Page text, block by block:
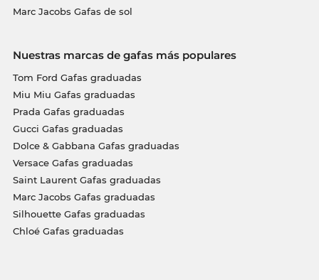
Marc Jacobs Gafas de sol
Nuestras marcas de gafas más populares
Tom Ford Gafas graduadas
Miu Miu Gafas graduadas
Prada Gafas graduadas
Gucci Gafas graduadas
Dolce & Gabbana Gafas graduadas
Versace Gafas graduadas
Saint Laurent Gafas graduadas
Marc Jacobs Gafas graduadas
Silhouette Gafas graduadas
Chloé Gafas graduadas